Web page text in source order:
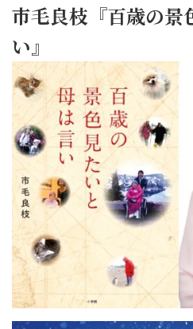
市毛良枝『百歳の景
い』